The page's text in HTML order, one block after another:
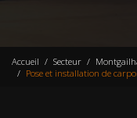
Accueil Secteur
Pose et installation de